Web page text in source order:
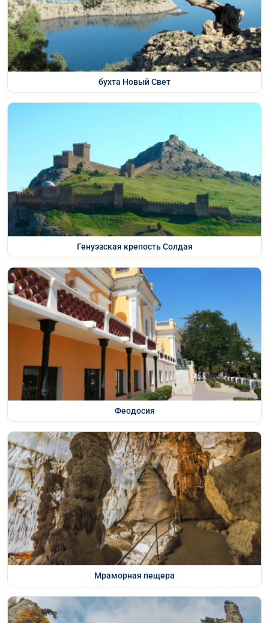
бухта Новый Свет
Генуэзская крепость Солдая
Феодосия
Мраморная пещера